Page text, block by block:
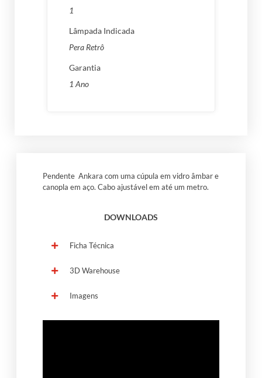
1
Lâmpada Indicada
Pera Retrô
Garantia
1 Ano
Pendente Ankara com uma cúpula em vidro âmbar e
canopla em aço. Cabo ajustável em até um metro.
DOWNLOADS
Ficha Técnica
3D Warehouse
Imagens